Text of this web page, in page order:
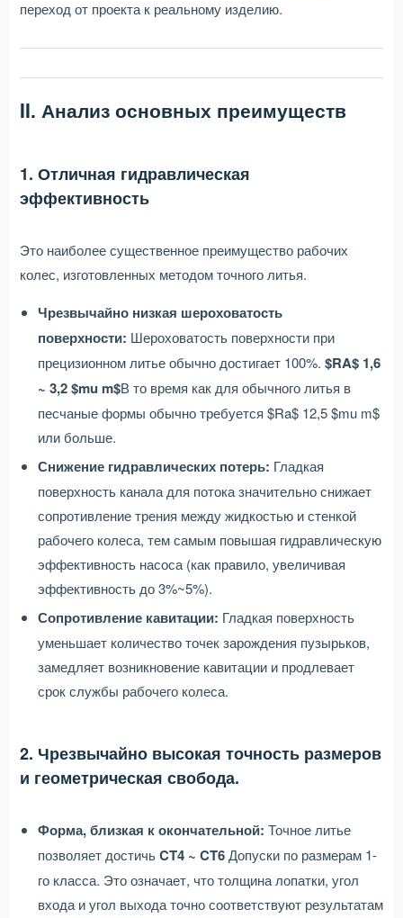
переход от проекта к реальному изделию.
II. Анализ основных преимуществ
1. Отличная гидравлическая
эффективность
Это наиболее существенное преимущество рабочих
колес, изготовленных методом точного литья.
Чрезвычайно низкая шероховатость
поверхности: Шероховатость поверхности при
прецизионном литье обычно достигает 100%. $RA$ 1,6
~ 3,2 $mu m$В то время как для обычного литья в
песчаные формы обычно требуется $Ra$ 12,5 $mu m$
или больше.
Снижение гидравлических потерь: Гладкая
поверхность канала для потока значительно снижает
сопротивление трения между жидкостью и стенкой
рабочего колеса, тем самым повышая гидравлическую
эффективность насоса (как правило, увеличивая
эффективность до 3%~5%).
Сопротивление кавитации: Гладкая поверхность
уменьшает количество точек зарождения пузырьков,
замедляет возникновение кавитации и продлевает
срок службы рабочего колеса.
2. Чрезвычайно высокая точность размеров
и геометрическая свобода.
Форма, близкая к окончательной: Точное литье
позволяет достичьCT4 ~ CT6Допуски по размерам 1-
го класса. Это означает, что толщина лопатки, угол
входа и угол выхода точно соответствуют результатам